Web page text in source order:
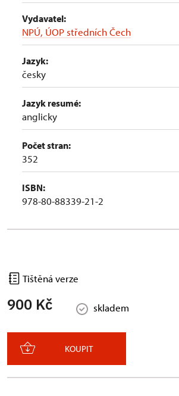
Vydavatel:
NPÚ, ÚOP středních Čech
Jazyk:
česky
Jazyk resumé:
anglicky
Počet stran:
352
ISBN:
978-80-88339-21-2
Tištěná verze
900 Kč skladem
KOUPIT